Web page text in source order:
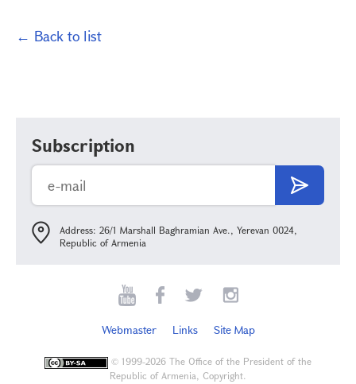
← Back to list
Subscription
Address: 26/1 Marshall Baghramian Ave., Yerevan 0024,
Republic of Armenia
Webmaster Links Site Map
© 1999-2026 The Office of the President of the
Republic of Armenia, Copyright.